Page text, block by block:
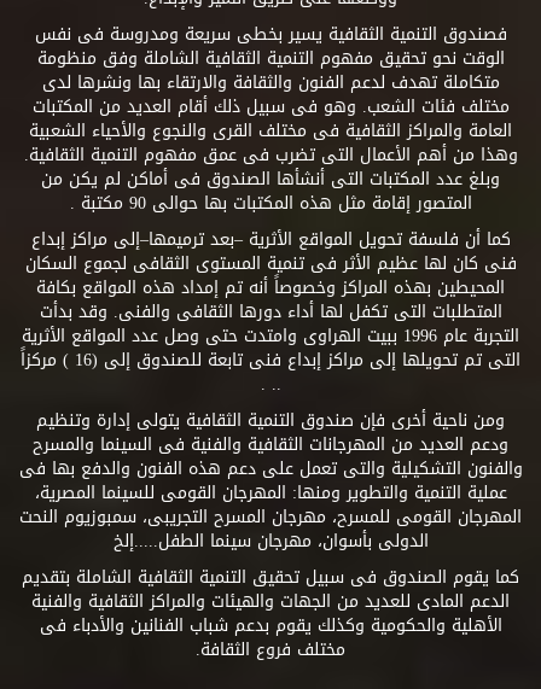
فصندوق التنمية الثقافية يسير بخطى سريعة ومدروسة فى نفس
الوقت نحو تحقيق مفهوم التنمية الثقافية الشاملة وفق منظومة
متكاملة تهدف لدعم الفنون والثقافة والارتقاء بها ونشرها لدى
مختلف فئات الشعب. وهو فى سبيل ذلك أقام العديد من المكتبات
العامة والمراكز الثقافية فى مختلف القرى والنجوع والأحياء الشعبية
وهذا من أهم الأعمال التى تضرب فى عمق مفهوم التنمية الثقافية.
وبلغ عدد المكتبات التى أنشأها الصندوق فى أماكن لم يكن من
المتصور إقامة مثل هذه المكتبات بها حوالى 90 مكتبة .
كما أن فلسفة تحويل المواقع الأثرية –بعد ترميمها–إلى مراكز إبداع
فنى كان لها عظيم الأثر فى تنمية المستوى الثقافى لجموع السكان
المحيطين بهذه المراكز وخصوصاً أنه تم إمداد هذه المواقع بكافة
المتطلبات التى تكفل لها أداء دورها الثقافى والفنى. وقد بدأت
التجربة عام 1996 ببيت الهراوى وامتدت حتى وصل عدد المواقع الأثرية
التى تم تحويلها إلى مراكز إبداع فنى تابعة للصندوق إلى (16 ) مركزاً
.. .
ومن ناحية أخرى فإن صندوق التنمية الثقافية يتولى إدارة وتنظيم
ودعم العديد من المهرجانات الثقافية والفنية فى السينما والمسرح
والفنون التشكيلية والتى تعمل على دعم هذه الفنون والدفع بها فى
عملية التنمية والتطوير ومنها: المهرجان القومى للسينما المصرية،
المهرجان القومى للمسرح، مهرجان المسرح التجريبى، سمبوزيوم النحت
الدولى بأسوان، مهرجان سينما الطفل.....إلخ
كما يقوم الصندوق فى سبيل تحقيق التنمية الثقافية الشاملة بتقديم
الدعم المادى للعديد من الجهات والهيئات والمراكز الثقافية والفنية
الأهلية والحكومية وكذلك يقوم بدعم شباب الفنانين والأدباء فى
مختلف فروع الثقافة.